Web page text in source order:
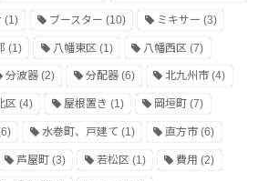
(1) ブースター (10) ミキサー (3)
(1) 八幡東区 (1) 八幡西区 (7)
分波器(2) 分配器(6) 北九州市 (4)
区(4) 屋根置き (1) 岡垣町 (7)
水巻町、戸建て (1) 直方市 (6)
芦屋町(3) 若松区 (1) 費用 (2)